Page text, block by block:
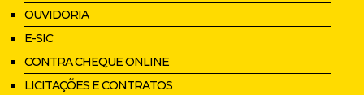
OUVIDORIA
E-SIC
CONTRA CHEQUE ONLINE
LICITAÇÕES E CONTRATOS